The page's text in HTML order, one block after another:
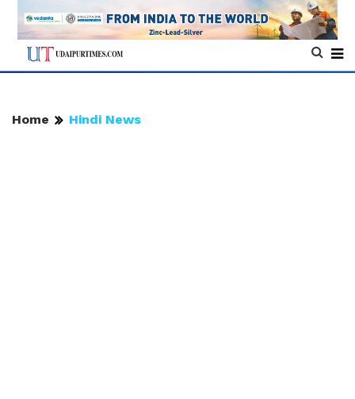
Home Hindi News